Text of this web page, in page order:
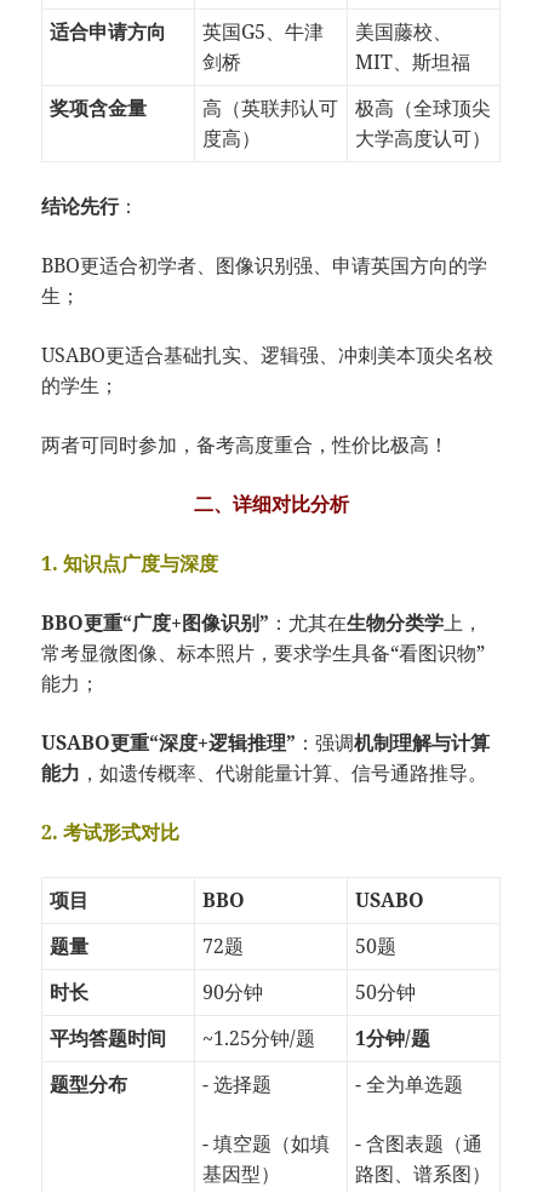
适合申请方向
英国G5、牛津
剑桥
美国藤校、
MIT、斯坦福
奖项含金量
高（英联邦认可
度高）
极高（全球顶尖
大学高度认可）
结论先行：
BBO更适合初学者、图像识别强、申请英国方向的学
生；
USABO更适合基础扎实、逻辑强、冲刺美本顶尖名校
的学生；
两者可同时参加，备考高度重合，性价比极高！
二、详细对比分析
1. 知识点广度与深度
BBO更重“广度+图像识别” ：尤其在生物分类学上，
常考显微图像、标本照片，要求学生具备“看图识物”
能力；
USABO更重“深度+逻辑推理” ：强调机制理解与计算
能力 ，如遗传概率、代谢能量计算、信号通路推导。
2. 考试形式对比
项目 BBO
USABO
题量
72题
50题
时长
90分钟
50分钟
平均答题时间
~1.25分钟/题
1分钟/题
题型分布
- 选择题
- 填空题（如填
基因型）
- 全为单选题
- 含图表题（通
路图、谱系图）